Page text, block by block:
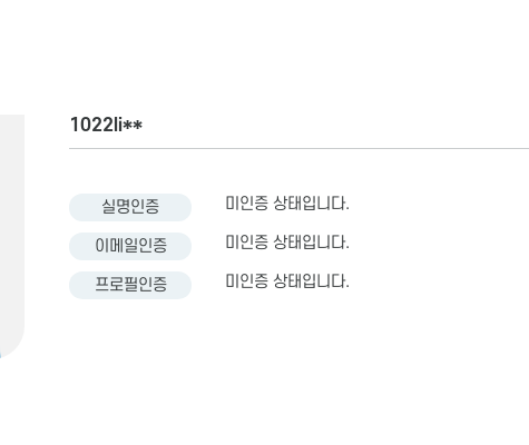
1022li**
실명인증 미인증 상태입니다.
이메일인증 미인증 상태입니다.
프로필인증 미인증 상태입니다.